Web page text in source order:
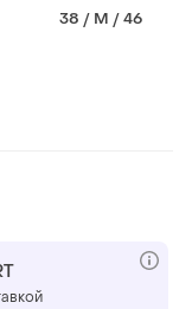
38 / M / 46